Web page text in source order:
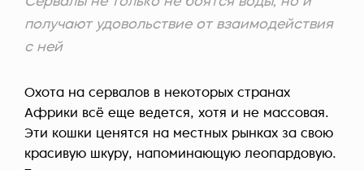
получают удовольствие от взаимодействия
с ней
Охота на сервалов в некоторых странах
Африки всё еще ведется, хотя и не массовая.
Эти кошки ценятся на местных рынках за свою
красивую шкуру, напоминающую леопардовую.